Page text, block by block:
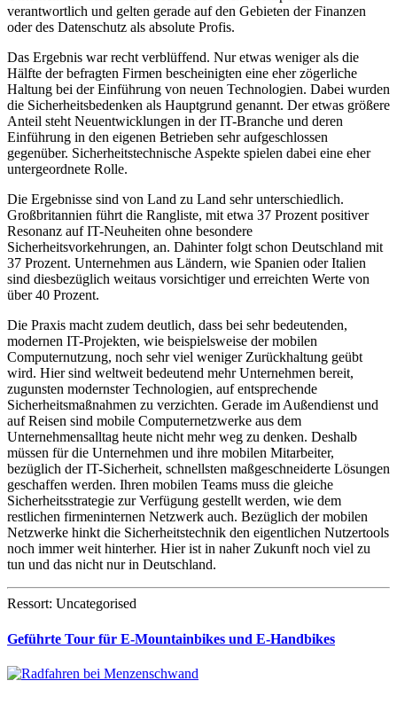
verantwortlich und gelten gerade auf den Gebieten der Finanzen
oder des Datenschutz als absolute Profis.
Das Ergebnis war recht verblüffend. Nur etwas weniger als die
Hälfte der befragten Firmen bescheinigten eine eher zögerliche
Haltung bei der Einführung von neuen Technologien. Dabei wurden
die Sicherheitsbedenken als Hauptgrund genannt. Der etwas größere
Anteil steht Neuentwicklungen in der IT-Branche und deren
Einführung in den eigenen Betrieben sehr aufgeschlossen
gegenüber. Sicherheitstechnische Aspekte spielen dabei eine eher
untergeordnete Rolle.
Die Ergebnisse sind von Land zu Land sehr unterschiedlich.
Großbritannien führt die Rangliste, mit etwa 37 Prozent positiver
Resonanz auf IT-Neuheiten ohne besondere
Sicherheitsvorkehrungen, an. Dahinter folgt schon Deutschland mit
37 Prozent. Unternehmen aus Ländern, wie Spanien oder Italien
sind diesbezüglich weitaus vorsichtiger und erreichten Werte von
über 40 Prozent.
Die Praxis macht zudem deutlich, dass bei sehr bedeutenden,
modernen IT-Projekten, wie beispielsweise der mobilen
Computernutzung, noch sehr viel weniger Zurückhaltung geübt
wird. Hier sind weltweit bedeutend mehr Unternehmen bereit,
zugunsten modernster Technologien, auf entsprechende
Sicherheitsmaßnahmen zu verzichten. Gerade im Außendienst und
auf Reisen sind mobile Computernetzwerke aus dem
Unternehmensalltag heute nicht mehr weg zu denken. Deshalb
müssen für die Unternehmen und ihre mobilen Mitarbeiter,
bezüglich der IT-Sicherheit, schnellsten maßgeschneiderte Lösungen
geschaffen werden. Ihren mobilen Teams muss die gleiche
Sicherheitsstrategie zur Verfügung gestellt werden, wie dem
restlichen firmeninternen Netzwerk auch. Bezüglich der mobilen
Netzwerke hinkt die Sicherheitstechnik den eigentlichen Nutzertools
noch immer weit hinterher. Hier ist in naher Zukunft noch viel zu
tun und das nicht nur in Deutschland.
Ressort: Uncategorised
Geführte Tour für E-Mountainbikes und E-Handbikes